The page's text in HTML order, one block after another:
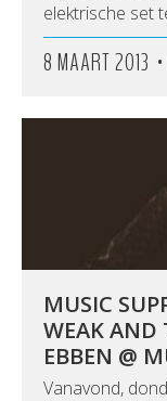
elektrische set
8 MAART 2013 •
MUSIC
WEAK AND
EBBEN @
Vanavond,